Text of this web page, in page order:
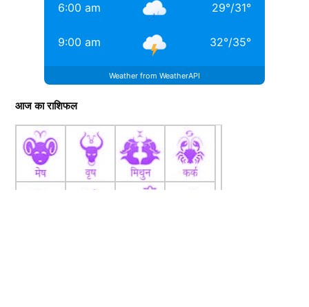
6:00 am 29°/31°
9:00 am 32°/35°
Weather from WeatherAPI
आज का राशिफल